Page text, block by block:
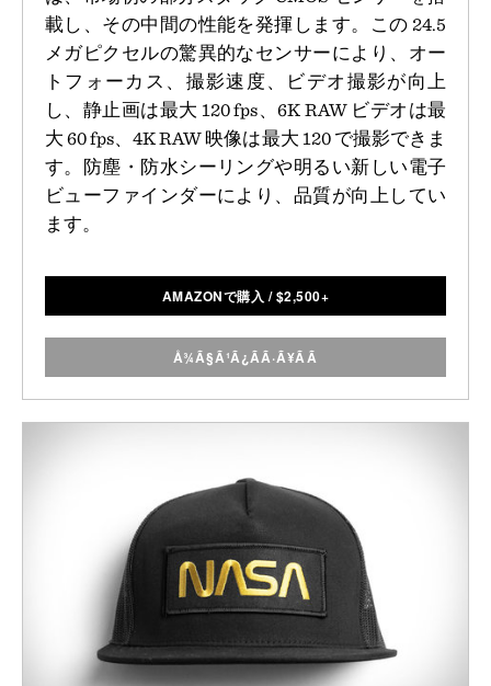
載し、その中間の性能を発揮します。この 24.5
メガピクセルの驚異的なセンサーにより、オー
トフォーカス、撮影速度、ビデオ撮影が向上
し、静止画は最大 120 fps、6K RAW ビデオは最
大 60 fps、4K RAW 映像は最大 120 で撮影できま
す。防塵・防水シーリングや明るい新しい電子
ビューファインダーにより、品質が向上してい
ます。
AMAZONで購入 /$2,500+
Å¾Ã§Ã¹Ã¿ÃÃ·Ã¥ÃÃ